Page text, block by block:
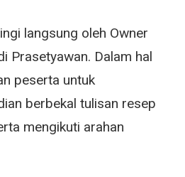
langsung oleh Owner
Prasetyawan. Dalam hal
peserta untuk
berbekal tulisan resep
mengikuti arahan